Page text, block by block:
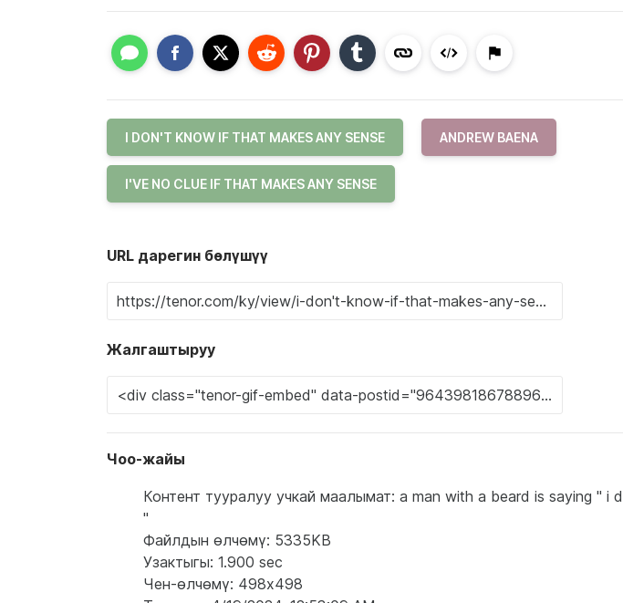
I DON'T KNOW IF THAT MAKES ANY SENSE ANDREW BAENA
I'VE NO CLUE IF THAT MAKES ANY SENSE
URL дарегин бөлүшүү
Жалгаштыруу
Чоо-жайы
Контент тууралуу учкай маалымат: a man with a beard is saying "
"
Файлдын өлчөмү: 5335KB
Узактыгы: 1.900 sec
Чен-өлчөмү: 498x498